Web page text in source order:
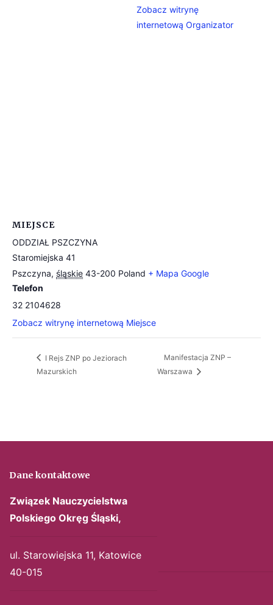
Zobacz witrynę
internetową Organizator
MIEJSCE
ODDZIAŁ PSZCZYNA
Staromiejska 41
Pszczyna, śląskie 43-200 Poland + Mapa Google
Telefon
32 2104628
Zobacz witrynę internetową Miejsce
I Rejs ZNP po Jeziorach
Mazurskich
Manifestacja ZNP –
Warszawa
Dane kontaktowe
Związek Nauczycielstwa
Polskiego Okręg Śląski,
ul. Starowiejska 11, Katowice
40-015